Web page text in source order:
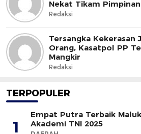
Nekat Tikam
Redaksi
Tersangka Kekerasan
Orang, Kasatpol PP
Mangkir
Redaksi
TERPOPULER
1
Empat Putra Terbaik
Akademi TNI 2025